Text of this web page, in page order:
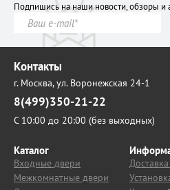
Подпишись на наши новости, обзоры и
Контакты
г. Москва,ул. Воронежская 24-1
8(499)350-21-22
С 10:00 до 20:00 (без выходных)
Каталог
Входные двери
Межкомнатные двери